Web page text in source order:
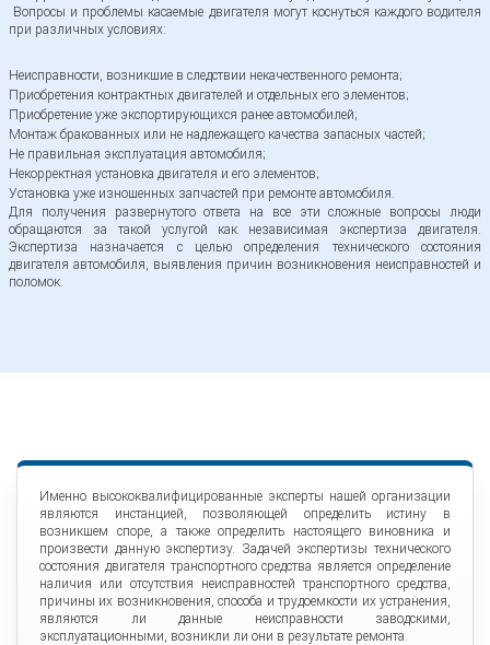
Вопросы и проблемы касаемые двигателя могут коснуться каждого водителя
при различных условиях:
Неисправности, возникшие в следствии некачественного ремонта;
Приобретения контрактных двигателей и отдельных его элементов;
Приобретение уже экспортирующихся ранее автомобилей;
Монтаж бракованных или не надлежащего качества запасных частей;
Не правильная эксплуатация автомобиля;
Некорректная установка двигателя и его элементов;
Установка уже изношенных запчастей при ремонте автомобиля.
Для получения развернутого ответа на все эти сложные вопросы люди
обращаются за такой услугой как независимая экспертиза двигателя.
Экспертиза назначается с целью определения технического состояния
двигателя автомобиля, выявления причин возникновения неисправностей и
поломок.
Именно высококвалифицированные эксперты нашей организации
являются инстанцией, позволяющей определить истину в
возникшем споре, а также определить настоящего виновника и
произвести данную экспертизу. Задачей экспертизы технического
состояния двигателя транспортного средства является определение
наличия или отсутствия неисправностей транспортного средства,
причины их возникновения, способа и трудоемкости их устранения,
являются ли данные неисправности заводскими,
эксплуатационными, возникли ли они в результате ремонта.